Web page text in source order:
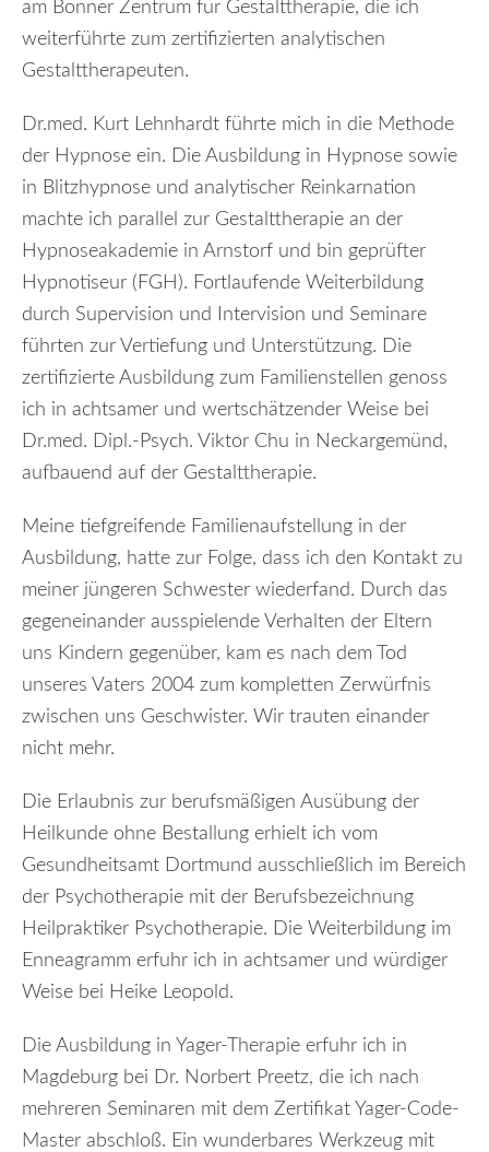
am Bonner Zentrum für Gestalttherapie, die ich
weiterführte zum zertifizierten analytischen
Gestalttherapeuten.
Dr.med. Kurt Lehnhardt führte mich in die Methode
der Hypnose ein. Die Ausbildung in Hypnose sowie
in Blitzhypnose und analytischer Reinkarnation
machte ich parallel zur Gestalttherapie an der
Hypnoseakademie in Arnstorf und bin geprüfter
Hypnotiseur (FGH). Fortlaufende Weiterbildung
durch Supervision und Intervision und Seminare
führten zur Vertiefung und Unterstützung. Die
zertifizierte Ausbildung zum Familienstellen genoss
ich in achtsamer und wertschätzender Weise bei
Dr.med. Dipl.-Psych. Viktor Chu in Neckargemünd,
aufbauend auf der Gestalttherapie.
Meine tiefgreifende Familienaufstellung in der
Ausbildung, hatte zur Folge, dass ich den Kontakt zu
meiner jüngeren Schwester wiederfand. Durch das
gegeneinander ausspielende Verhalten der Eltern
uns Kindern gegenüber, kam es nach dem Tod
unseres Vaters 2004 zum kompletten Zerwürfnis
zwischen uns Geschwister. Wir trauten einander
nicht mehr.
Die Erlaubnis zur berufsmäßigen Ausübung der
Heilkunde ohne Bestallung erhielt ich vom
Gesundheitsamt Dortmund ausschließlich im Bereich
der Psychotherapie mit der Berufsbezeichnung
Heilpraktiker Psychotherapie. Die Weiterbildung im
Enneagramm erfuhr ich in achtsamer und würdiger
Weise bei Heike Leopold.
Die Ausbildung in Yager-Therapie erfuhr ich in
Magdeburg bei Dr. Norbert Preetz, die ich nach
mehreren Seminaren mit dem Zertifikat Yager-Code-
Master abschloß. Ein wunderbares Werkzeug mit